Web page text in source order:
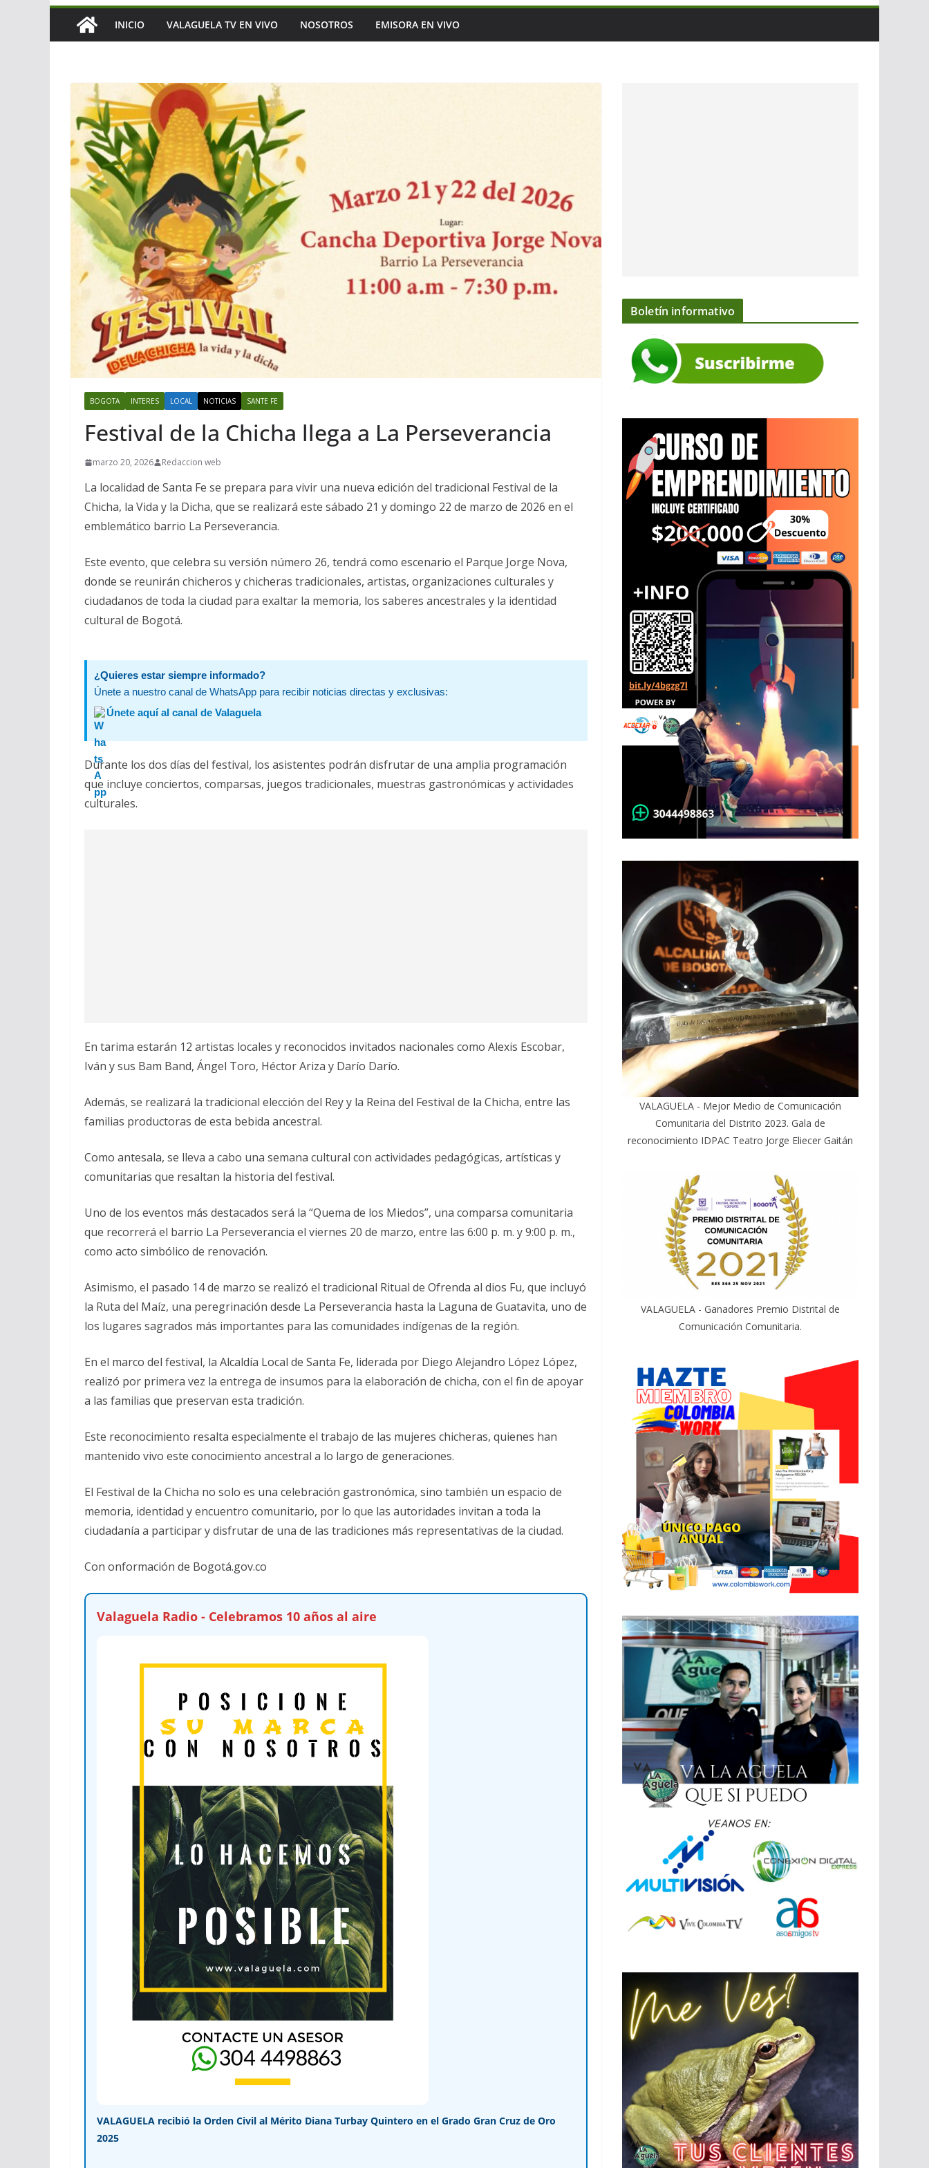
INICIO VALAGUELA TV EN VIVO NOSOTROS EMISORA EN VIVO
BOGOTA INTERES LOCAL NOTICIAS SANTE FE
Festival de la Chicha llega a La Perseverancia
marzo 20, 2026 Redaccion web
La localidad de Santa Fe se prepara para vivir una nueva edición del tradicional Festival de la
Chicha, la Vida y la Dicha, que se realizará este sábado 21 y domingo 22 de marzo de 2026 en el
emblemático barrio La Perseverancia.
Este evento, que celebra su versión número 26, tendrá como escenario el Parque Jorge Nova,
donde se reunirán chicheros y chicheras tradicionales, artistas, organizaciones culturales y
ciudadanos de toda la ciudad para exaltar la memoria, los saberes ancestrales y la identidad
cultural de Bogotá.
¿Quieres estar siempre informado?
Únete a nuestro canal de WhatsApp para recibir noticias directas y exclusivas:
Únete aquí al canal de Valaguela
Durante los dos días del festival, los asistentes podrán disfrutar de una amplia programación
que incluye conciertos, comparsas, juegos tradicionales, muestras gastronómicas y actividades
culturales.
En tarima estarán 12 artistas locales y reconocidos invitados nacionales como Alexis Escobar,
Iván y sus Bam Band, Ángel Toro, Héctor Ariza y Darío Darío.
Además, se realizará la tradicional elección del Rey y la Reina del Festival de la Chicha, entre las
familias productoras de esta bebida ancestral.
Como antesala, se lleva a cabo una semana cultural con actividades pedagógicas, artísticas y
comunitarias que resaltan la historia del festival.
Uno de los eventos más destacados será la “Quema de los Miedos”, una comparsa comunitaria
que recorrerá el barrio La Perseverancia el viernes 20 de marzo, entre las 6:00 p. m. y 9:00 p. m.,
como acto simbólico de renovación.
Asimismo, el pasado 14 de marzo se realizó el tradicional Ritual de Ofrenda al dios Fu, que incluyó
la Ruta del Maíz, una peregrinación desde La Perseverancia hasta la Laguna de Guatavita, uno de
los lugares sagrados más importantes para las comunidades indígenas de la región.
En el marco del festival, la Alcaldía Local de Santa Fe, liderada por Diego Alejandro López López,
realizó por primera vez la entrega de insumos para la elaboración de chicha, con el fin de apoyar
a las familias que preservan esta tradición.
Este reconocimiento resalta especialmente el trabajo de las mujeres chicheras, quienes han
mantenido vivo este conocimiento ancestral a lo largo de generaciones.
El Festival de la Chicha no solo es una celebración gastronómica, sino también un espacio de
memoria, identidad y encuentro comunitario, por lo que las autoridades invitan a toda la
ciudadanía a participar y disfrutar de una de las tradiciones más representativas de la ciudad.
Con onformación de Bogotá.gov.co
Valaguela Radio - Celebramos 10 años al aire
VALAGUELA recibió la Orden Civil al Mérito Diana Turbay Quintero en el Grado Gran Cruz de Oro
2025
Boletín informativo
VALAGUELA - Mejor Medio de Comunicación
Comunitaria del Distrito 2023. Gala de
reconocimiento IDPAC Teatro Jorge Eliecer Gaitán
VALAGUELA - Ganadores Premio Distrital de
Comunicación Comunitaria.